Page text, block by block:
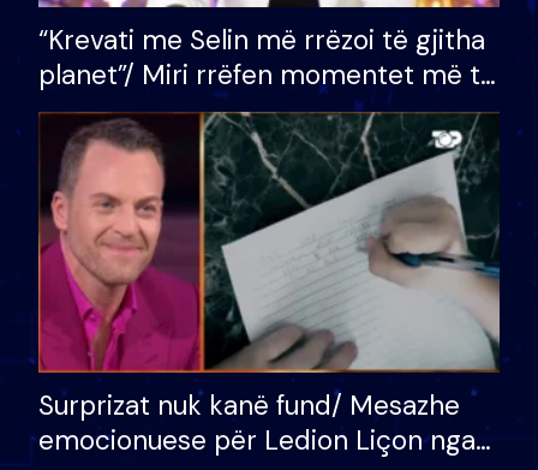
“Krevati me Selin më rrëzoi të gjitha
planet”/ Miri rrëfen momentet më të
bukura në shtëpinë e BB VIP: Do më
mungojë zilja e mëngjesit kur…
Surprizat nuk kanë fund/ Mesazhe
emocionuese për Ledion Liçon nga